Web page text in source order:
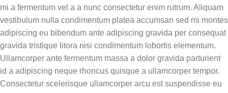
mi a fermentum vel a a nunc consectetur enim rutrum. Aliquam
vestibulum nulla condimentum platea accumsan sed mi montes
adipiscing eu bibendum ante adipiscing gravida per consequat
gravida tristique litora nisi condimentum lobortis elementum.
Ullamcorper ante fermentum massa a dolor gravida parturient
id a adipiscing neque rhoncus quisque a ullamcorper tempor.
Consectetur scelerisque ullamcorper arcu est suspendisse eu